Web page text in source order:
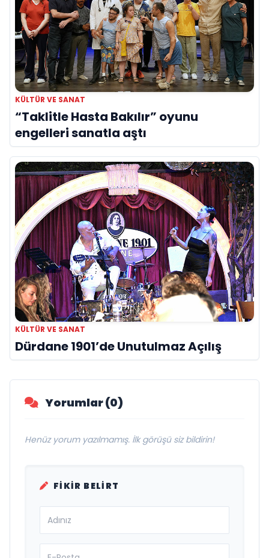
KÜLTÜR VE SANAT
“Taklitle Hasta Bakılır” oyunu
engelleri sanatla aştı
KÜLTÜR VE SANAT
Dürdane 1901’de Unutulmaz Açılış
Yorumlar (0)
Henüz yorum yazılmamış. İlk görüşü siz bildirin!
FIKIR BELIRT